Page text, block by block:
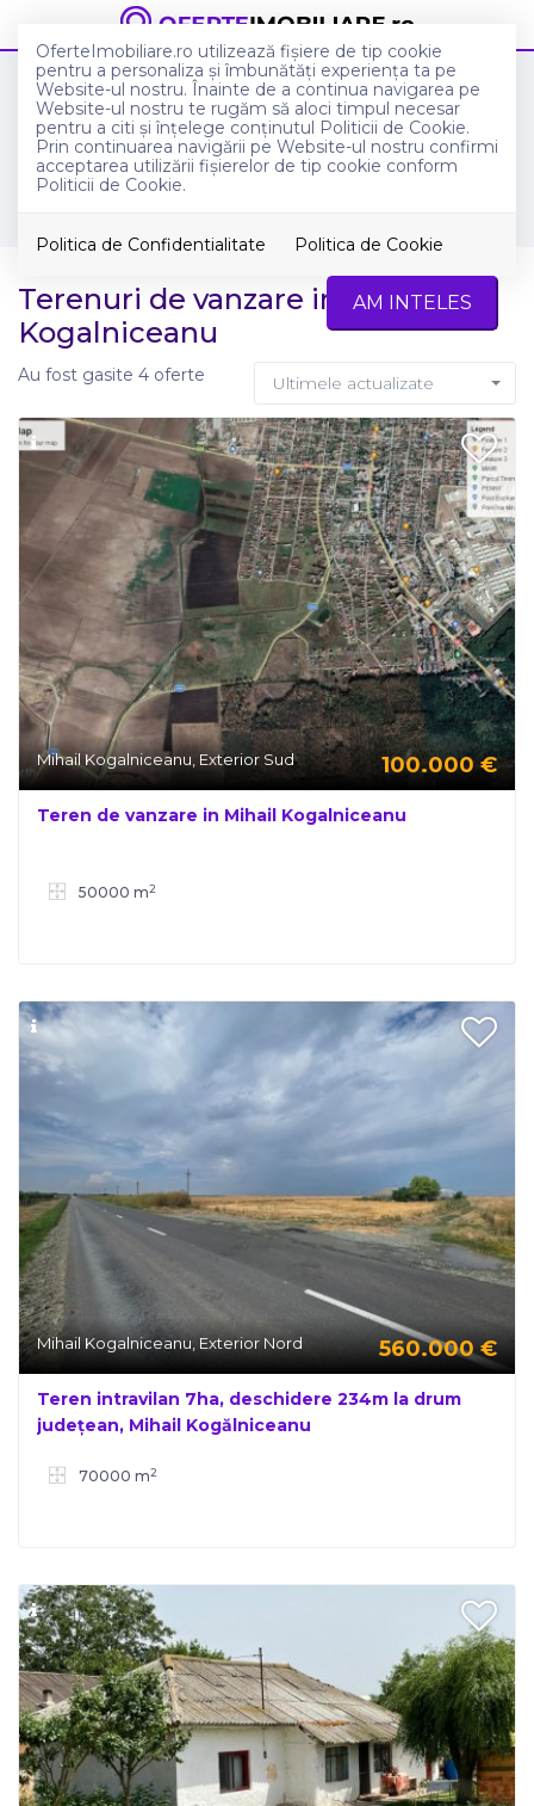
OferteImobiliare.ro utilizează fişiere de tip cookie
pentru a personaliza și îmbunătăți experiența ta pe
Website-ul nostru. Înainte de a continua navigarea pe
Website-ul nostru te rugăm să aloci timpul necesar
pentru a citi și înțelege conținutul Politicii de Cookie.
Prin continuarea navigării pe Website-ul nostru confirmi
acceptarea utilizării fişierelor de tip cookie conform
Politicii de Cookie.
Politica de Confidentialitate Politica de Cookie
AM INTELES
Anunturi imobiliare
Anunturi imobiliare de vanzare in Mihail Kogalniceanu
Terenuri de vanzare in Mihail Kogalniceanu
Terenuri de vanzare in Mihail
Kogalniceanu
Au fost gasite 4 oferte Ultimele actualizate
Mihail Kogalniceanu, Exterior Sud 100.000€
Teren de vanzare in Mihail Kogalniceanu
50000 m2
Mihail Kogalniceanu, Exterior Nord 560.000€
Teren intravilan 7ha, deschidere 234m la drum
județean, Mihail Kogălniceanu
70000 m2